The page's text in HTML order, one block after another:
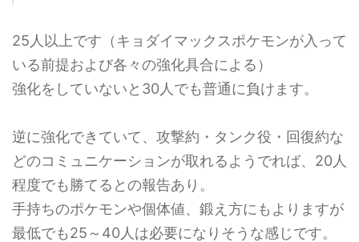
シンカポケモン」は必須です。メ
ガエアームドはシールドが8枚 ...
ポケモン」は必須です。メガミュ
ウツーYはシールドが ...
25人以上です（キョダイマックスポケモンが入って
いる前提および各々の強化具合による）
強化をしていないと30人でも普通に負けます。
逆に強化できていて、攻撃約・タンク役・回復約な
どのコミュニケーションが取れるようでれば、20人
程度でも勝てるとの報告あり。
手持ちのポケモンや個体値、鍛え方にもよりますが
最低でも25～40人は必要になりそうな感じです。